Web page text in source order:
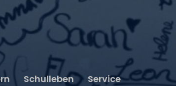
Schulleben Service